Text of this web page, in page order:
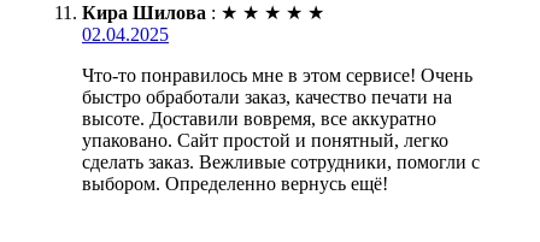
Кира Шилова : ★ ★ ★ ★ ★
02.04.2025
Что-то понравилось мне в этом сервисе! Очень
быстро обработали заказ, качество печати на
высоте. Доставили вовремя, все аккуратно
упаковано. Сайт простой и понятный, легко
сделать заказ. Вежливые сотрудники, помогли с
выбором. Определенно вернусь ещё!